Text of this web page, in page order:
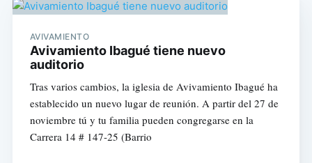
AVIVAMIENTO
Avivamiento Ibagué tiene nuevo
auditorio
Tras varios cambios, la iglesia de Avivamiento Ibagué ha
establecido un nuevo lugar de reunión. A partir del 27 de
noviembre tú y tu familia pueden congregarse en la
Carrera 14 # 147-25 (Barrio